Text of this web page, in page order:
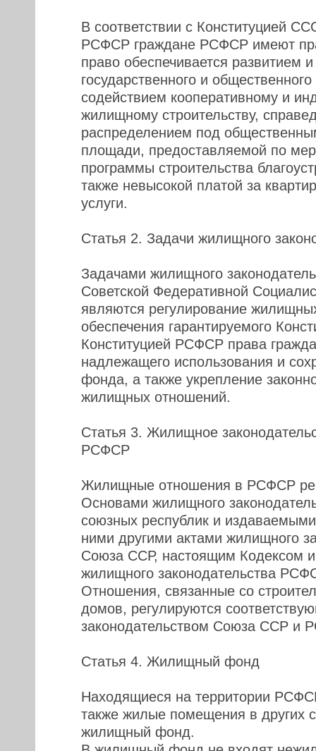
В соответствии с Конституцией
РСФСР граждане РСФСР имеют
право обеспечивается развитием
государственного и
содействием кооперативному и
жилищному строительству,
распределением под
площади, предоставляемой по
программы строительства
также невысокой платой за
услуги.
Статья 2. Задачи жилищного
Задачами жилищного
Советской Федеративной
являются регулирование
обеспечения гарантируемого
Конституцией РСФСР права
надлежащего использования и
фонда, а также укрепление
жилищных отношений.
Статья 3. Жилищное
РСФСР
Жилищные отношения в РСФСР
Основами жилищного
союзных республик и издаваемыми
ними другими актами жилищного
Союза ССР, настоящим Кодексом
жилищного законодательства
Отношения, связанные со
домов, регулируются
законодательством Союза ССР и
Статья 4. Жилищный фонд
Находящиеся на территории
также жилые помещения в других
жилищный фонд.